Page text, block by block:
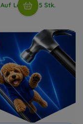
Auf Lager > 5 Stk.